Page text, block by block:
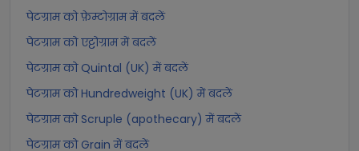
पेटग्राम को फ़ेम्टोग्राम में बदलें
पेटग्राम को एट्टोग्राम में बदलें
पेटग्राम को Quintal (UK) में बदलें
पेटग्राम को Hundredweight (UK) में बदलें
पेटग्राम को Scruple (apothecary) में बदलें
पेटग्राम को Grain में बदलें